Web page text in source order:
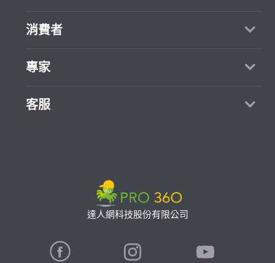
達人網科技股份有限公司
關於我們
部落格
加入我們
消費者
買服務
熱門服務
關鍵字搜尋
專家
找案件
特約專家
客服
信任與保障